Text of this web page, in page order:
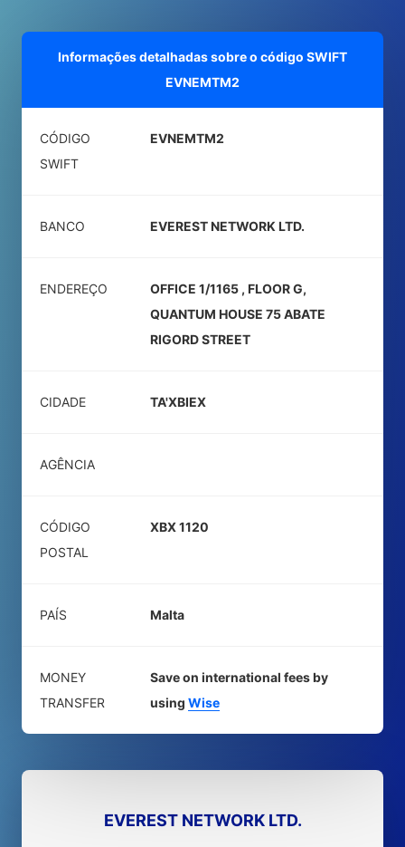
Informações detalhadas sobre o código SWIFT
EVNEMTM2
CÓDIGO
SWIFT
EVNEMTM2
BANCO EVEREST NETWORK LTD.
ENDEREÇO
OFFICE 1/1165 , FLOOR G,
QUANTUM HOUSE 75 ABATE
RIGORD STREET
CIDADE TA'XBIEX
AGÊNCIA
CÓDIGO
POSTAL
XBX 1120
PAÍS Malta
MONEY
TRANSFER
Save on international fees by
using Wise
EVEREST NETWORK LTD.